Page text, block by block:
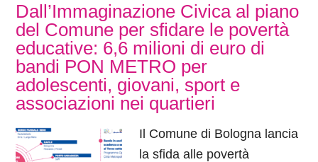
Dall’Immaginazione Civica al piano
del Comune per sfidare le povertà
educative: 6,6 milioni di euro di
bandi PON METRO per
adolescenti, giovani, sport e
associazioni nei quartieri
Il Comune di Bologna lancia
la sfida alle povertà